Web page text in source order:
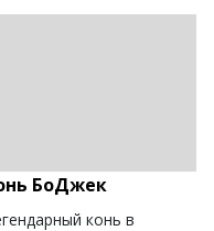
БоДжек
конь в